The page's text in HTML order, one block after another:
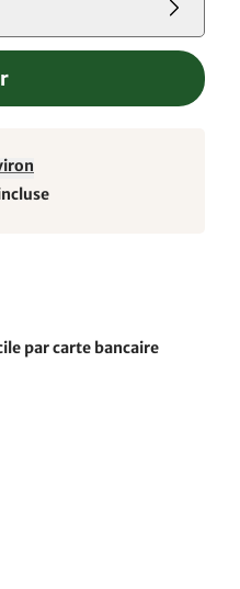
par carte bancaire